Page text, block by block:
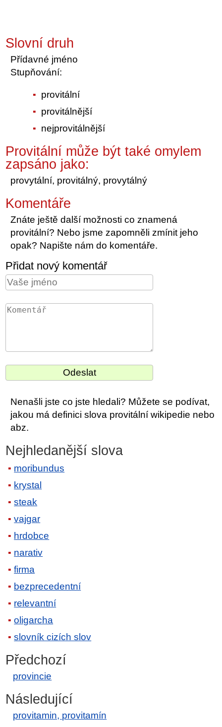
Slovní druh
Přídavné jméno
Stupňování:
provitální
provitálnější
nejprovitálnější
Provitální může být také omylem
zapsáno jako:
provytální, provitálný, provytálný
Komentáře
Znáte ještě další možnosti co znamená
provitální? Nebo jsme zapomněli zmínit jeho
opak? Napište nám do komentáře.
Přidat nový komentář
Nenašli jste co jste hledali? Můžete se podívat,
jakou má definici slova provitální wikipedie nebo
abz.
Nejhledanější slova
moribundus
krystal
steak
vajgar
hrdobce
narativ
firma
bezprecedentní
relevantní
oligarcha
slovník cizích slov
Předchozí
provincie
Následující
provitamin, provitamín